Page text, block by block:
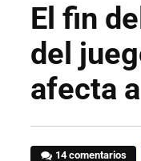
El fin
del
afecta
14 comentarios